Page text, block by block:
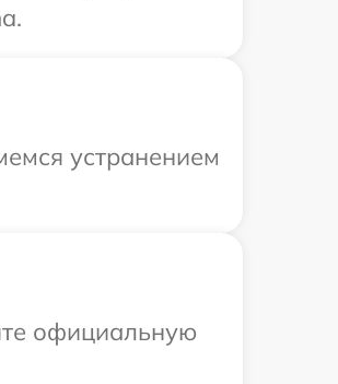
устранением
официальную